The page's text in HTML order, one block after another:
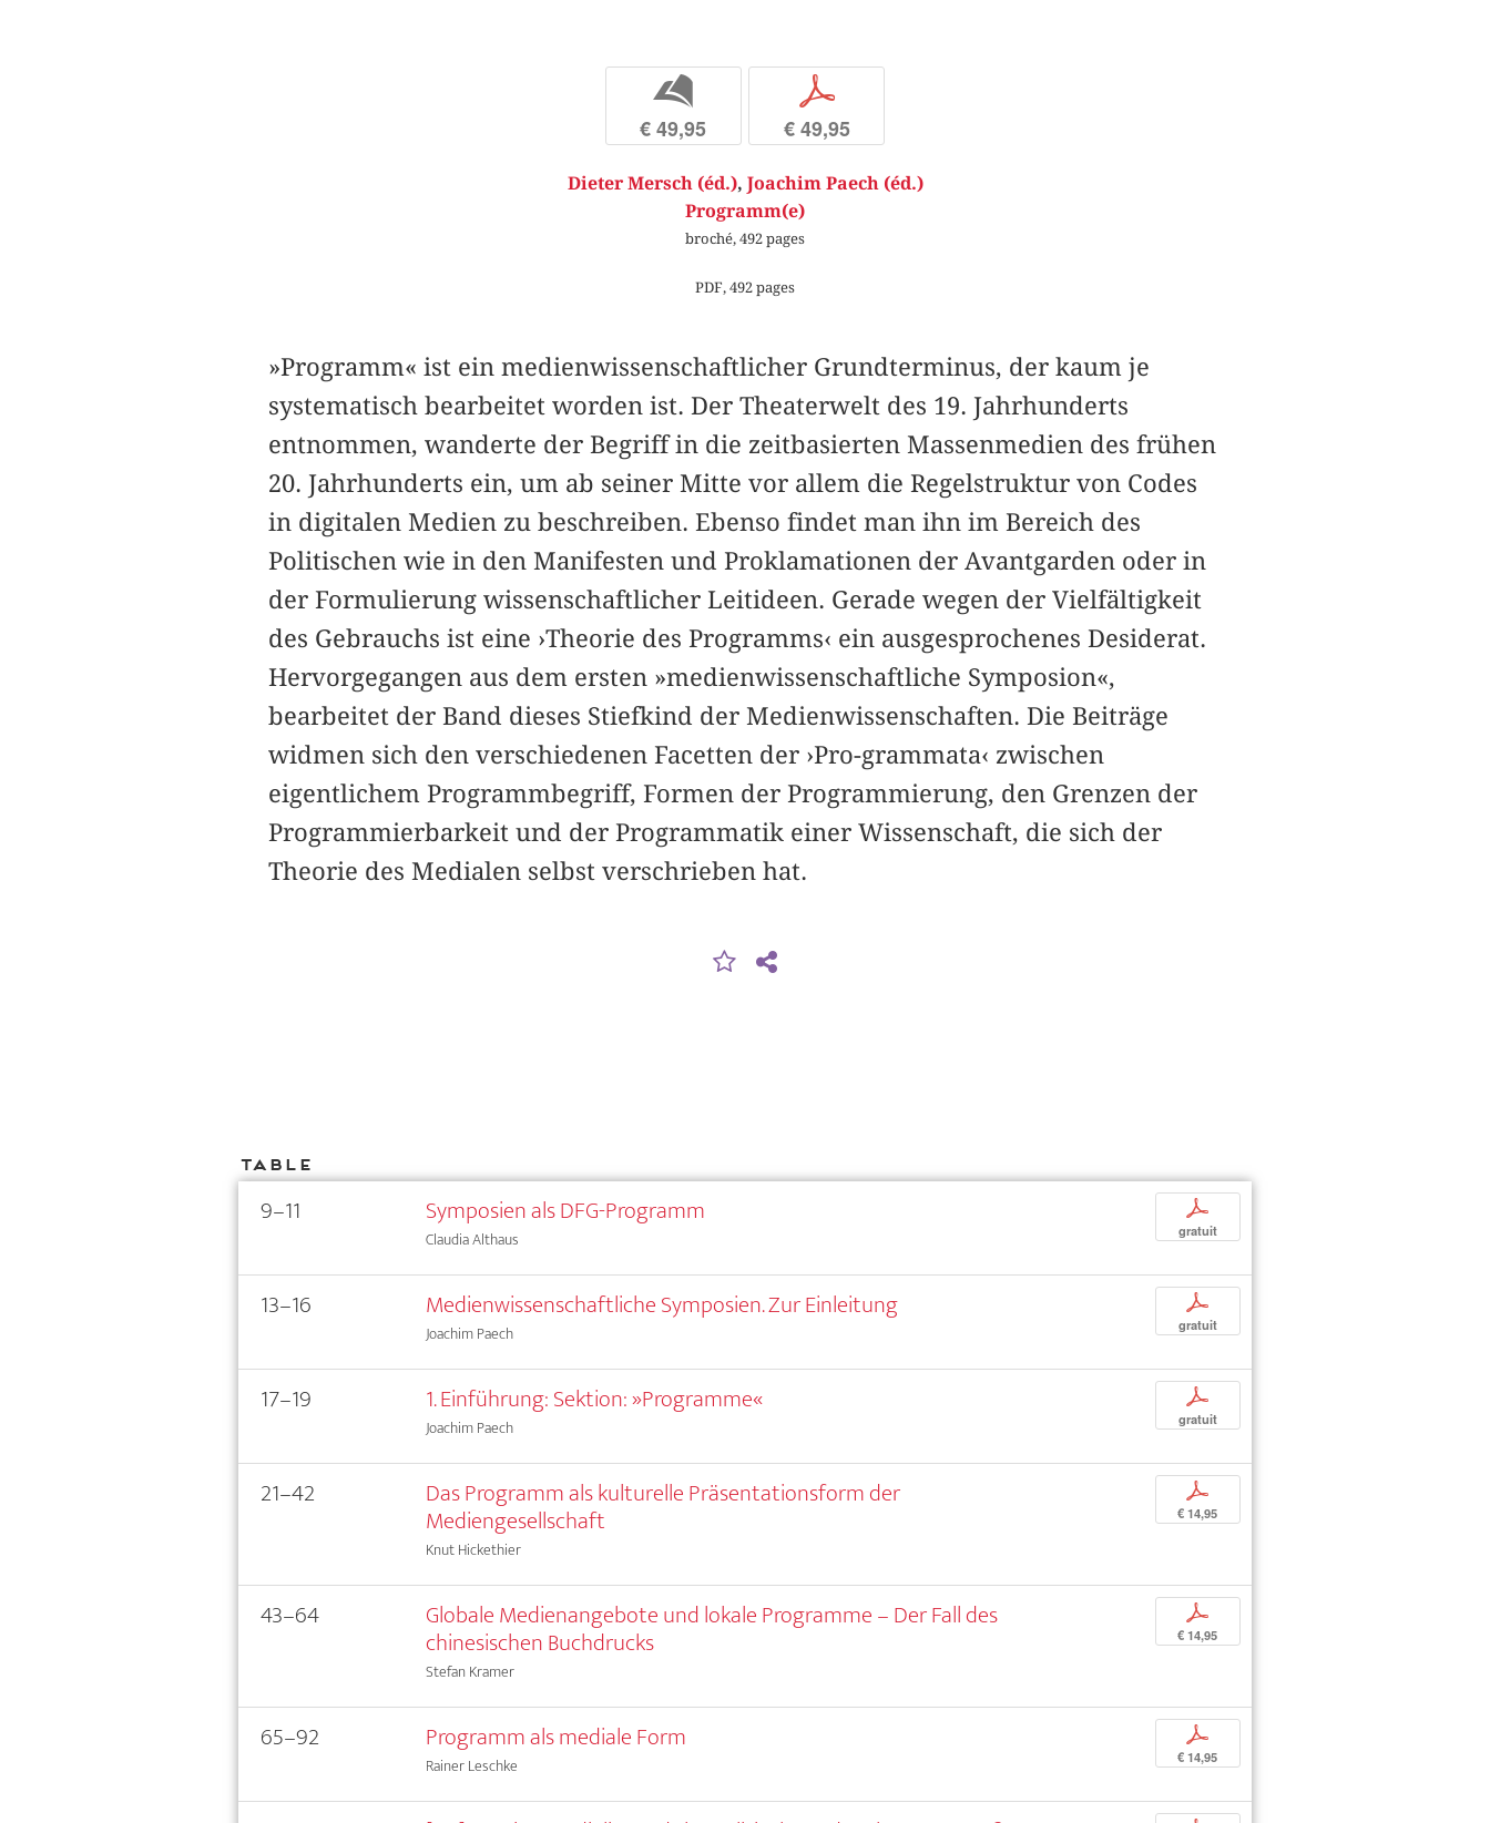
b
€ 49,95
p
€ 49,95
Dieter Mersch (éd.), Joachim Paech (éd.)
Programm(e)
broché, 492 pages
PDF, 492 pages
»Programm« ist ein medienwissenschaftlicher Grundterminus, der kaum je
systematisch bearbeitet worden ist. Der Theaterwelt des 19. Jahrhunderts
entnommen, wanderte der Begriff in die zeitbasierten Massenmedien des frühen
20. Jahrhunderts ein, um ab seiner Mitte vor allem die Regelstruktur von Codes
in digitalen Medien zu beschreiben. Ebenso findet man ihn im Bereich des
Politischen wie in den Manifesten und Proklamationen der Avantgarden oder in
der Formulierung wissenschaftlicher Leitideen. Gerade wegen der Vielfältigkeit
des Gebrauchs ist eine ›Theorie des Programms‹ ein ausgesprochenes Desiderat.
Hervorgegangen aus dem ersten »medienwissenschaftliche Symposion«,
bearbeitet der Band dieses Stiefkind der Medienwissenschaften. Die Beiträge
widmen sich den verschiedenen Facetten der ›Pro-grammata‹ zwischen
eigentlichem Programmbegriff, Formen der Programmierung, den Grenzen der
Programmierbarkeit und der Programmatik einer Wissenschaft, die sich der
Theorie des Medialen selbst verschrieben hat.
Table
9–11 Symposien als DFG-Programm
Claudia Althaus
p
gratuit
13–16 Medienwissenschaftliche Symposien. Zur Einleitung
Joachim Paech
p
gratuit
17–19 1. Einführung: Sektion: »Programme«
Joachim Paech
p
gratuit
21–42 Das Programm als kulturelle Präsentationsform der
Mediengesellschaft
Knut Hickethier
p
€ 14,95
43–64 Globale Medienangebote und lokale Programme – Der Fall des
chinesischen Buchdrucks
Stefan Kramer
p
€ 14,95
65–92 Programm als mediale Form
Rainer Leschke
p
€ 14,95